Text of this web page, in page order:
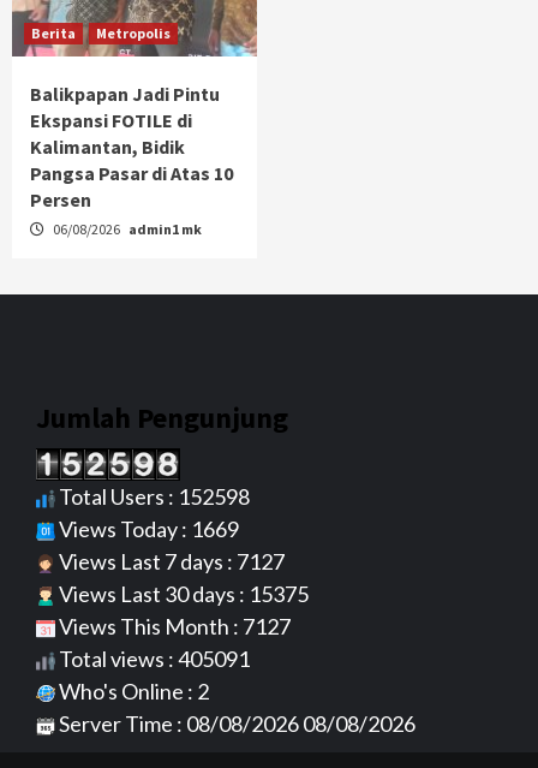
Berita Metropolis
Balikpapan Jadi Pintu
Ekspansi FOTILE di
Kalimantan, Bidik
Pangsa Pasar di Atas 10
Persen
06/08/2026 admin1 mk
Jumlah Pengunjung
Total Users : 152598
Views Today : 1669
Views Last 7 days : 7127
Views Last 30 days : 15375
Views This Month : 7127
Total views : 405091
Who's Online : 2
Server Time : 08/08/2026 08/08/2026